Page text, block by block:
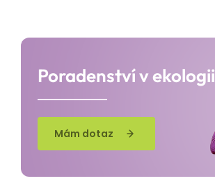
Poradenství v ekologii
Mám dotaz